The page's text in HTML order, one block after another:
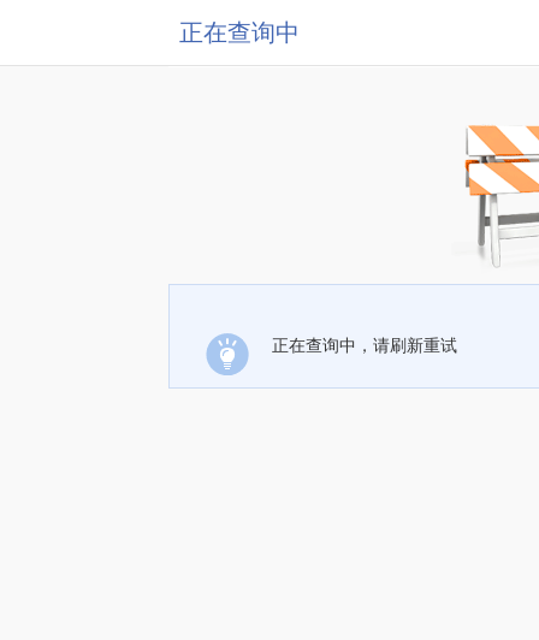
正在查询中
正在查询中，请刷新重试